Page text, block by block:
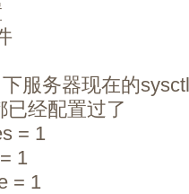
服务器现在的
经配置过了
= 1
1
= 1